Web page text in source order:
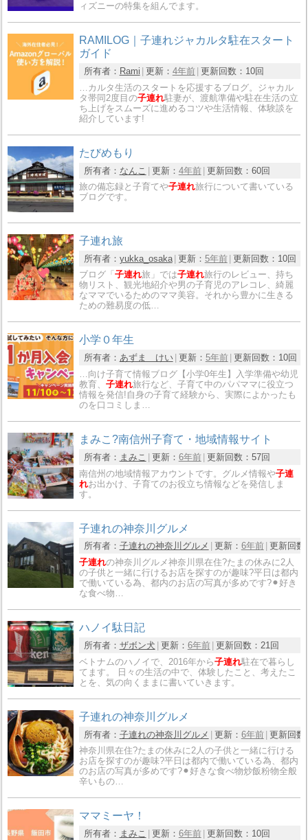
ィズニーの特集を組んでます。
RAMILOG｜子連れジャカルタ駐在スタート
ガイド
所有者： Rami 更新： 4年前 更新回数： 10回
…カルタ生活のスタートを応援するブログ。ジャカル
タ帯同2度目の子連れ駐妻が、渡航準備や駐在生活の立
ち上げをスムーズに進めるコツや生活情報、体験談を
紹介しています!
たびめもり
所有者： なんこ 更新： 4年前 更新回数： 60回
旅の備忘録と子育てや子連れ旅行について書いている
ブログです。
子連れ旅
所有者： yukka_osaka 更新： 5年前 更新回数： 10回
ブログ「子連れ旅」では子連れ旅行のレビュー、持ち
物リスト、観光地紹介や男の子育児のアレコレ、綺麗
なママでいるためのママ美容。それから豊かに生きる
ための難易度の低…
小学０年生
所有者： あずま けい 更新： 5年前 更新回数： 10回
…向け子育て情報ブログ【小学0年生】入学準備や幼児
教育、子連れ旅行など、子育て中のパパママに役立つ
情報を発信!自身の子育て経験から、実際によかったも
のを口コミしま…
まみこ?南信州子育て・地域情報サイト
所有者： まみこ 更新： 6年前 更新回数： 57回
南信州の地域情報アカウントです。グルメ情報や子連
れお出かけ、子育てのお役立ち情報などを発信しま
す。
子連れの神奈川グルメ
所有者： 子連れの神奈川グルメ 更新： 6年前 更新回数
子連れの神奈川グルメ神奈川県在住?たまの休みに2人
の子供と一緒に行けるお店を探すのが趣味?平日は都内
で働いている為、都内のお店の写真が多めです?⚫︎好き
な食べ物…
ハノイ駄日記
所有者： ザボン犬 更新： 6年前 更新回数： 21回
ベトナムのハノイで、2016年から子連れ駐在で暮らし
てます。 日々の生活の中で、体験したこと、考えたこ
とを、気の向くままに書いていきます。
子連れの神奈川グルメ
所有者： 子連れの神奈川グルメ 更新： 6年前 更新回数
神奈川県在住?たまの休みに2人の子供と一緒に行ける
お店を探すのが趣味?平日は都内で働いている為、都内
のお店の写真が多めです?⚫︎好きな食べ物炒飯粉物全般
辛いもの…
ママミーヤ！
所有者： まみこ 更新： 6年前 更新回数： 10回